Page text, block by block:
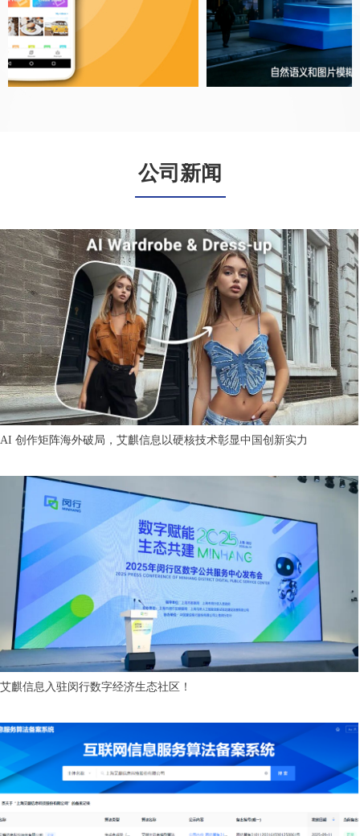
AI 创作矩阵海外破局，艾麒信息以硬核技术彰显中国创新实力
艾麒信息入驻闵行数字经济生态社区！
公司新闻